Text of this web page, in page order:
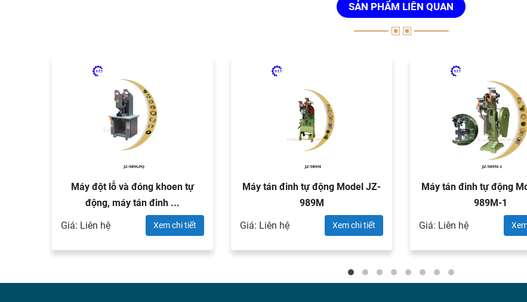
SẢN PHẨM LIÊN QUAN
Máy đột lỗ và đóng khoen tự
động, máy tán đinh ...
Giá: Liên hệ
Xem chi tiết
Máy tán đinh tự động Model JZ-
989M
Giá: Liên hệ
Xem chi tiết
Máy tán đinh tự động
989M-1
Giá: Liên hệ